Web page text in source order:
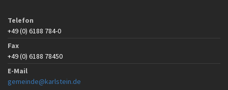
Telefon
+49 (0) 6188 784-0
Fax
+49 (0) 6188 78450
E-Mail
gemeinde@karlstein.de